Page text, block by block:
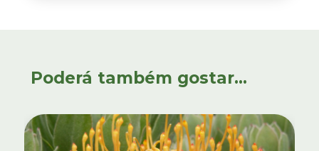
Poderá também gostar...